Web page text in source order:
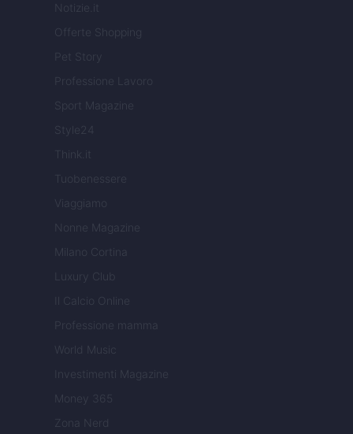
Notizie.it
Offerte Shopping
Pet Story
Professione Lavoro
Sport Magazine
Style24
Think.it
Tuobenessere
Viaggiamo
Nonne Magazine
Milano Cortina
Luxury Club
Il Calcio Online
Professione mamma
World Music
Investimenti Magazine
Money 365
Zona Nerd